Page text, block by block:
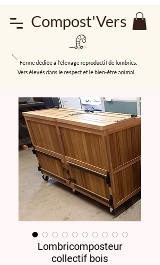
Compost'Vers
Ferme dédiée à l'élevage reproductif de lombrics.
Vers élevés dans le respect et le bien-être animal.
Lombricomposteur
collectif bois